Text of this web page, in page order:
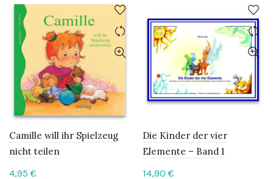
Camille will ihr Spielzeug
nicht teilen
4,95 €
Die Kinder der vier
Elemente – Band 1
14,90 €